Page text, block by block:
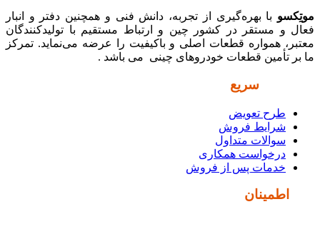
موتِکسو با بهره‌گیری از تجربه، دانش فنی و همچنین دفتر و انبار
فعال و مستقر در کشور چین و ارتباط مستقیم با تولیدکنندگان
معتبر، همواره قطعات اصلی و باکیفیت را عرضه می‌نماید. تمرکز
ما بر تأمین قطعات خودروهای چینی می باشد .
سریع
طرح تعویض
شرایط فروش
سوالات متداول
درخواست همکاری
خدمات پس از فروش
اطمینان